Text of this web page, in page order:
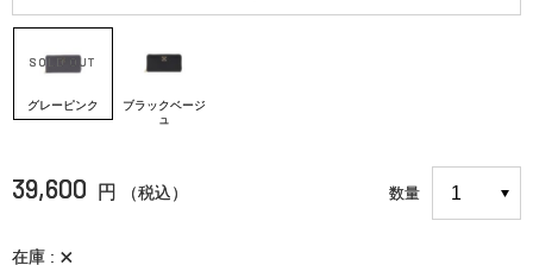
グレーピンク
ブラックベージ
ュ
39,600 円 （税込） 数量
在庫 ×